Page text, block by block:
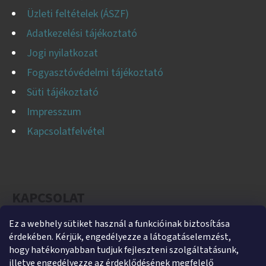
Ez a webhely sütiket használ a funkcióinak biztosítása
érdekében. Kérjük, engedélyezze a látogatáselemzést,
hogy hatékonyabban tudjuk fejleszteni szolgáltatásunk,
illetve engedélyezze az érdeklődésének megfelelő
Üzleti feltételek (ÁSZF)
Adatkezelési tájékoztató
Jogi nyilatkozat
Fogyasztóvédelmi tájékoztató
Süti tájékoztató
Impresszum
Kapcsolatfelvétel
helti@helti.hu
+3679450894